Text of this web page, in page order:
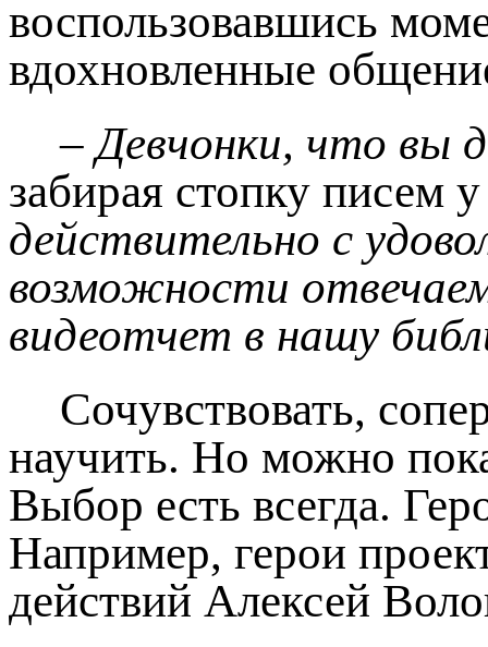
воспользовавшись
вдохновленные
– Девчонки, что вы
забирая стопку писем
действительно с
возможности
видеотчет в нашу
Сочувствовать,
научить. Но можно
Выбор есть всегда.
Например, герои
действий Алексей